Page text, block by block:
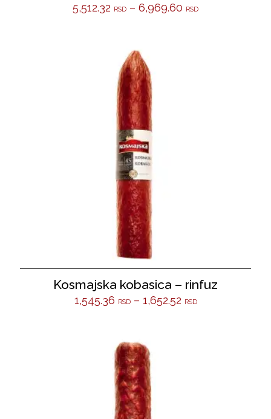
5,512.32 RSD – 6,969.60 RSD
Kosmajska kobasica – rinfuz
1,545.36 RSD– 1,652.52 RSD